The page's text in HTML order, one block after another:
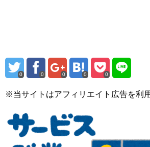
0 0 0 0 0
※当サイトはアフィリエイト広告を利